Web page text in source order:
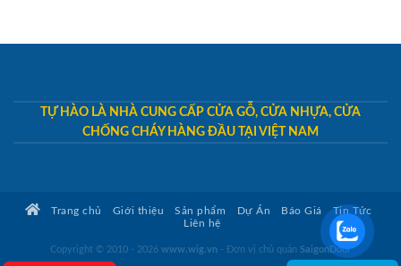
TỰ HÀO LÀ NHÀ CUNG CẤP CỬA GỖ, CỬA NHỰA, CỬA
CHỐNG CHÁY HÀNG ĐẦU TẠI VIỆT NAM
Trang chủ Giới thiệu Sản phẩm Dự Án Báo Giá
Tin Tức
Liên hệ
Copyright © 2010 - 2026 www.wig.vn - Đơn vị chủ quản SaigonDoor